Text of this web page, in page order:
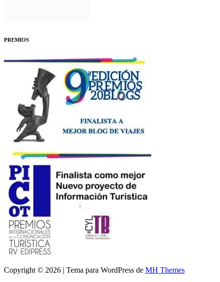
PREMIOS
Copyright © 2026 | Tema para WordPress de MH Themes